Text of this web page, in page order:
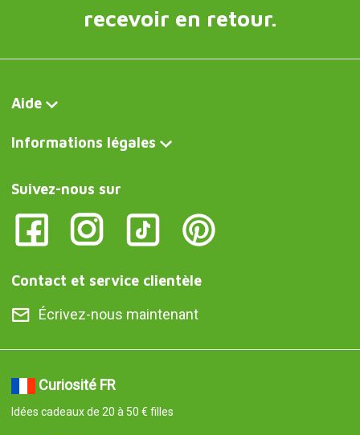
recevoir en retour.
Aide
Informations légales
Suivez-nous sur
Contact et service clientèle
Écrivez-nous maintenant
Curiosité FR
Idées cadeaux de 20 à 50 € filles